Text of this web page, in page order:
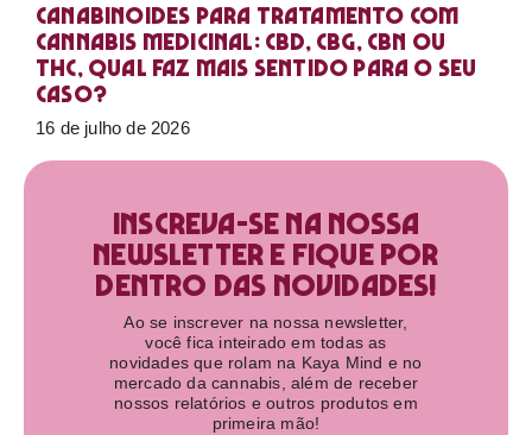
Canabinoides para tratamento com
cannabis medicinal: CBD, CBG, CBN ou
THC, qual faz mais sentido para o seu
caso?
16 de julho de 2026
Inscreva-se na nossa
newsletter e fique por
dentro das novidades!​
Ao se inscrever na nossa newsletter,
você fica inteirado em todas as
novidades que rolam na Kaya Mind e no
mercado da cannabis, além de receber
nossos relatórios e outros produtos em
primeira mão!